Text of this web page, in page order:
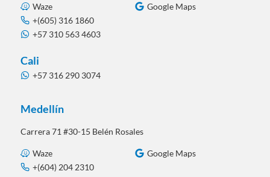
Waze
Google Maps
+(605) 316 1860
+57 310 563 4603
Cali
+57 316 290 3074
Medellín
Carrera 71 #30-15 Belén Rosales
Waze
Google Maps
+(604) 204 2310